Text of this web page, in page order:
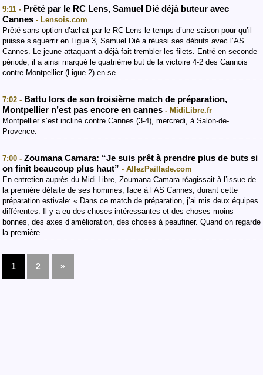
9:11 - Prêté par le RC Lens, Samuel Dié déjà buteur avec
Cannes - Lensois.com
Prêté sans option d’achat par le RC Lens le temps d’une saison pour qu’il
puisse s’aguerrir en Ligue 3, Samuel Dié a réussi ses débuts avec l’AS
Cannes. Le jeune attaquant a déjà fait trembler les filets. Entré en seconde
période, il a ainsi marqué le quatrième but de la victoire 4-2 des Cannois
contre Montpellier (Ligue 2) en se…
7:02 - Battu lors de son troisième match de préparation,
Montpellier n’est pas encore en cannes - MidiLibre.fr
Montpellier s’est incliné contre Cannes (3-4), mercredi, à Salon-de-
Provence.
7:00 - Zoumana Camara: “Je suis prêt à prendre plus de buts si
on finit beaucoup plus haut” - AllezPaillade.com
En entretien auprès du Midi Libre, Zoumana Camara réagissait à l’issue de
la première défaite de ses hommes, face à l’AS Cannes, durant cette
préparation estivale: « Dans ce match de préparation, j’ai mis deux équipes
différentes. Il y a eu des choses intéressantes et des choses moins
bonnes, des axes d’amélioration, des choses à peaufiner. Quand on regarde
la première…
1 2 »